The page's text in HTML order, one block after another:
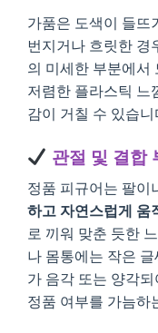
가품은 도색이 들뜨
번지거나 흐릿한 경
의 미세한 부분에서
저렴한 플라스틱 느
감이 거칠 수 있습니
관절 및 결합
정품 피규어는 팔이
하고 자연스럽게 움
로 끼워 맞춘 듯한
나 몸통에는 작은
가 음각 또는 양각
정품 여부를 가늠하